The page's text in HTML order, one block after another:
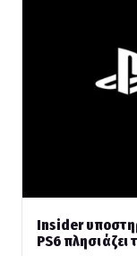
Insider
PS6